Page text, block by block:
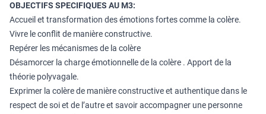
OBJECTIFS SPECIFIQUES AU M3:
Accueil et transformation des émotions fortes comme la colère.
Vivre le conflit de manière constructive.
Repérer les mécanismes de la colère
Désamorcer la charge émotionnelle de la colère . Apport de la
théorie polyvagale.
Exprimer la colère de manière constructive et authentique dans le
respect de soi et de l’autre et savoir accompagner une personne